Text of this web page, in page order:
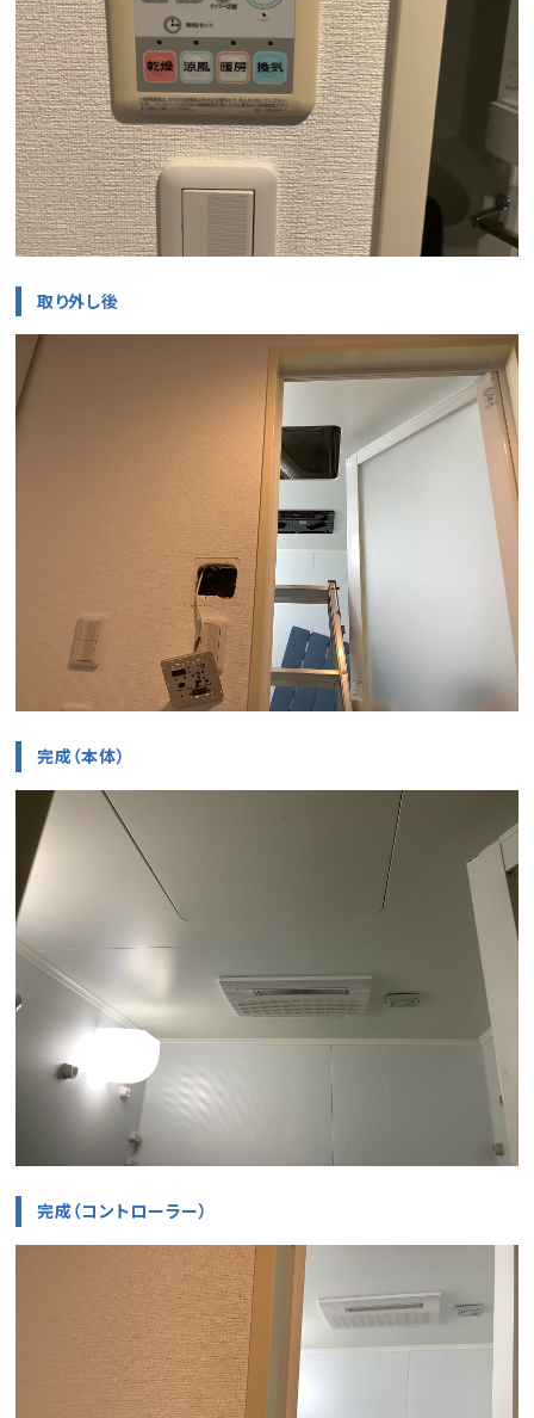
取り外し後
完成（本体）
完成（コントローラー）